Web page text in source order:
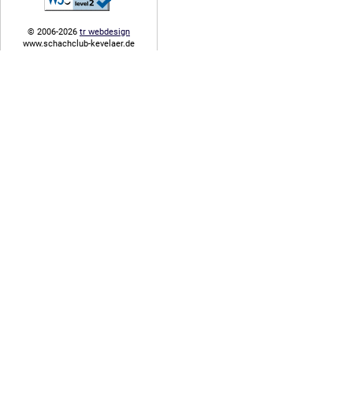
© 2006-2026 tr webdesign
www.schachclub-kevelaer.de